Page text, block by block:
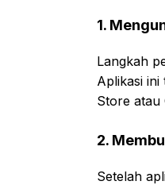
1.
Langkah
Aplikasi ini
Store atau
2.
Setelah